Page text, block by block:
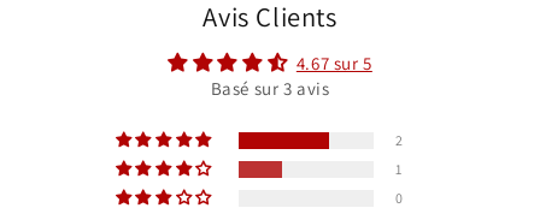
Avis Clients
4.67 sur 5
Basé sur 3 avis
2
1
0